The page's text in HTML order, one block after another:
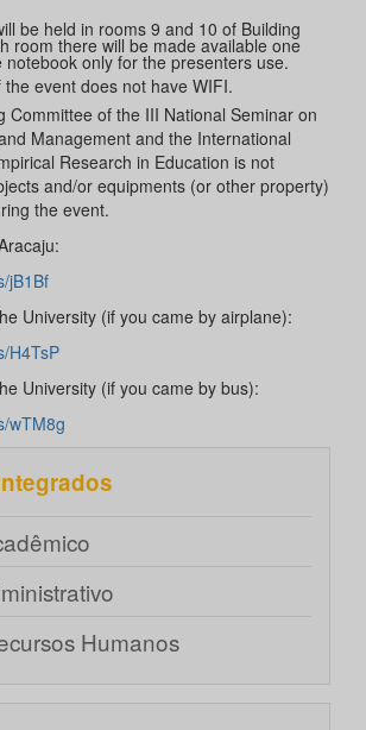
be held in rooms 9 and 10 of Building
room there will be made available one
only for the presenters use.
event does not have WIFI.
Committee of the III National Seminar on
Management and the International
Research in Education is not
and/or equipments (or other property)
the event.
jB1Bf
University (if you came by airplane):
H4TsP
University (if you came by bus):
wTM8g
Humanos